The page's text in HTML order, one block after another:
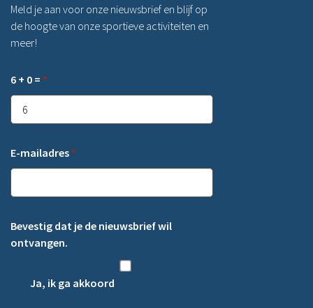
Meld je aan voor onze nieuwsbrief en blijf op
de hoogte van onze sportieve activiteiten en
meer!
6 + 0 = *
E-mailadres *
Bevestig dat je de nieuwsbrief wil
ontvangen.
Ja, ik ga akkoord